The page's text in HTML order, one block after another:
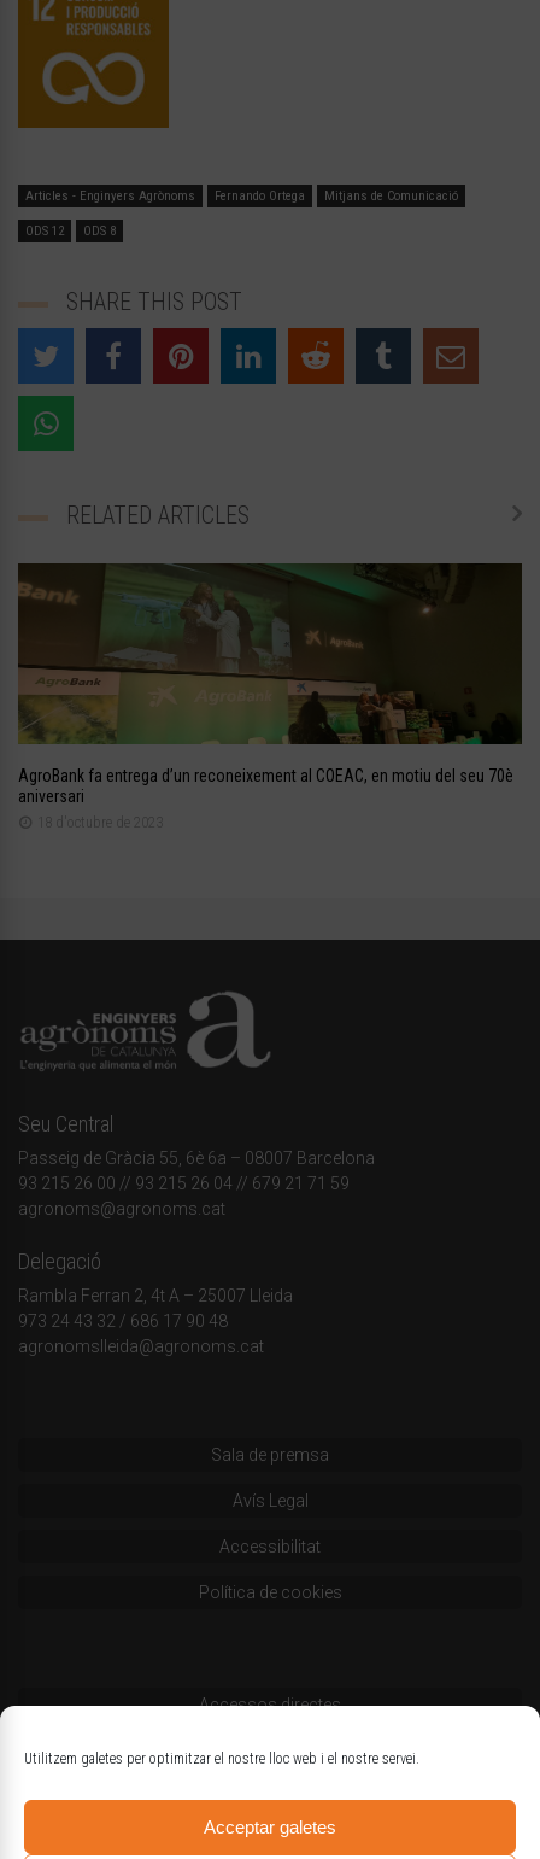
Utilitzem galetes per optimitzar el nostre lloc web i el nostre servei.
Acceptar galetes
Articles - Enginyers Agrònoms Fernando Ortega Mitjans de Comunicació
ODS 12 ODS 8
SHARE THIS POST
RELATED ARTICLES
AgroBank fa entrega d’un reconeixement al COEAC, en motiu del seu 70è
aniversari
18 d'octubre de 2023
Seu Central
Passeig de Gràcia 55, 6è 6a – 08007 Barcelona
93 215 26 00 // 93 215 26 04 // 679 21 71 59
agronoms@agronoms.cat
Delegació
Rambla Ferran 2, 4t A – 25007 Lleida
973 24 43 32 / 686 17 90 48
agronomslleida@agronoms.cat
Sala de premsa
Avís Legal
Accessibilitat
Política de cookies
Accessos directes
Codi deontològic
Estatuts
Logotips oficials